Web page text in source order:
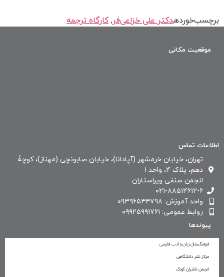
برچسب خوردهدکتر علی خزاعی‌فر,کارگاه ترجمه
پیوندها
فرهنگستان زبان و ادب فارسی
مرکز نشر دانشگاهی
انجمن ناشران کودک
اطلاعات تماس
تهران، خیابان خرمشهر (آپادانا)، خیابان صابونچی (مهناز)، کوچۀ
دهم، پلاک ۴، واحد ۱
انجمن صنفی ویراستاران
۰۲۱-۸۸۵۱۴۶۱۲-۶
واحد آموزش: ۰۹۳۹۶۵۴۴۷۹۸
روابط عمومی: ۰۹۹۲۵۹۹۱۷۶۱
موقعیت مکانی